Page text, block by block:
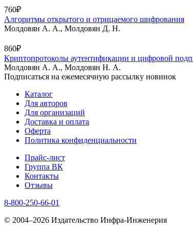
760₽
Алгоритмы открытого и отрицаемого шифрования
Молдовян А. А., Молдовян Д. Н.
860₽
Криптопротоколы аутентификации и цифровой
Молдовян А. А., Молдовян Н. А.
Подписаться на ежемесячную рассылку новинок
Каталог
Для авторов
Для организаций
Доставка и оплата
Оферта
Политика конфиденциальности
Прайс-лист
Группа ВК
Контакты
Отзывы
8-800-250-66-01
© 2004–2026 Издательство Инфра-Инженерия